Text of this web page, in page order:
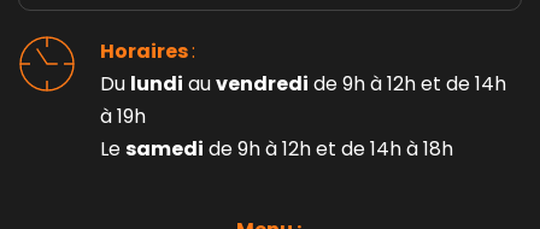
Horaires :
Du lundi au vendredi de 9h à 12h et de 14h
à 19h
Le samedi de 9h à 12h et de 14h à 18h